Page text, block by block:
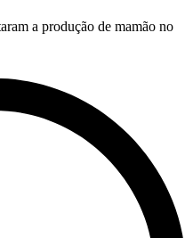
a produção de mamão no